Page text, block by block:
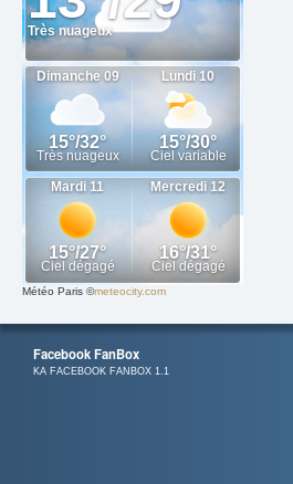
Météo Paris ©meteocity.com
Facebook FanBox
KA FACEBOOK FANBOX 1.1